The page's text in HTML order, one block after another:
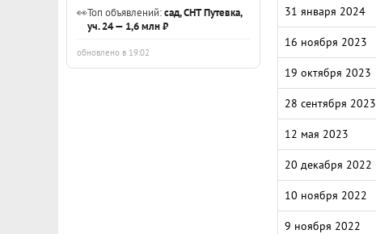
👀Топ объявлений:сад, СНТ Путевка,
уч. 24 — 1,6 млн ₽
обновлено в 19:02
31 января 2024
16 ноября 2023
19 октября 2023
28 сентября 2023
12 мая 2023
20 декабря 2022
10 ноября 2022
9 ноября 2022